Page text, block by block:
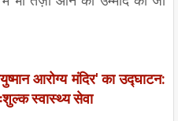
आरोग्य मंदिर' का उद्घाटन:
स्वास्थ्य सेवा